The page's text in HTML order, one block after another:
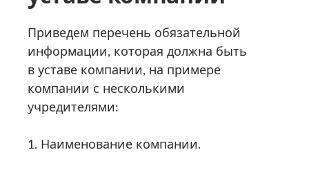
Приведем перечень обязательной
информации, которая должна быть
в уставе компании, на примере
компании с несколькими
учредителями:
1. Наименование компании.